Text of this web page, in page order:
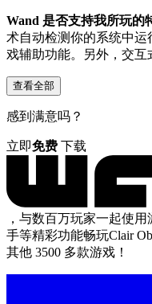
Wand 是否支持我所玩的
术自动检测你的系统中
戏辅助功能。另外，交互
查看全部
感到满意吗？
立即免费 下载
，与数百万玩家一起使
手等精彩功能畅玩Clair
其他 3500 多款游戏！